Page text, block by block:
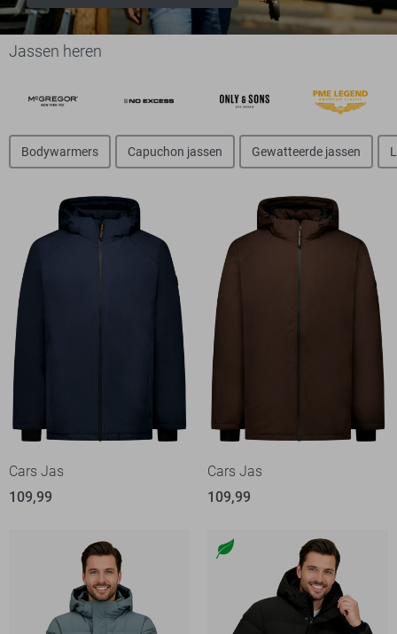
Jassen heren
Bodywarmers Capuchon jassen Gewatteerde jassen
Cars Jas
109,99
Cars Jas
109,99